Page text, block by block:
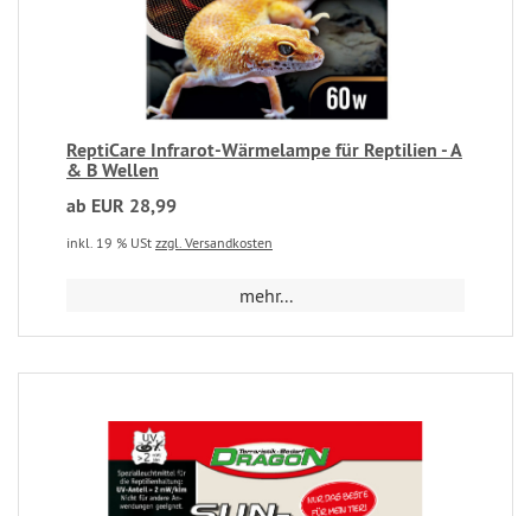
ReptiCare Infrarot-Wärmelampe für Reptilien - A
& B Wellen
ab EUR 28,99
inkl. 19 % USt zzgl. Versandkosten
mehr...